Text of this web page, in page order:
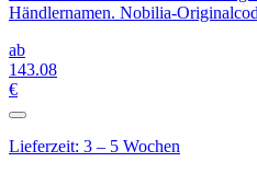
Händlernamen. Nobilia-
ab
143.08
€
Lieferzeit: 3 – 5 Wochen